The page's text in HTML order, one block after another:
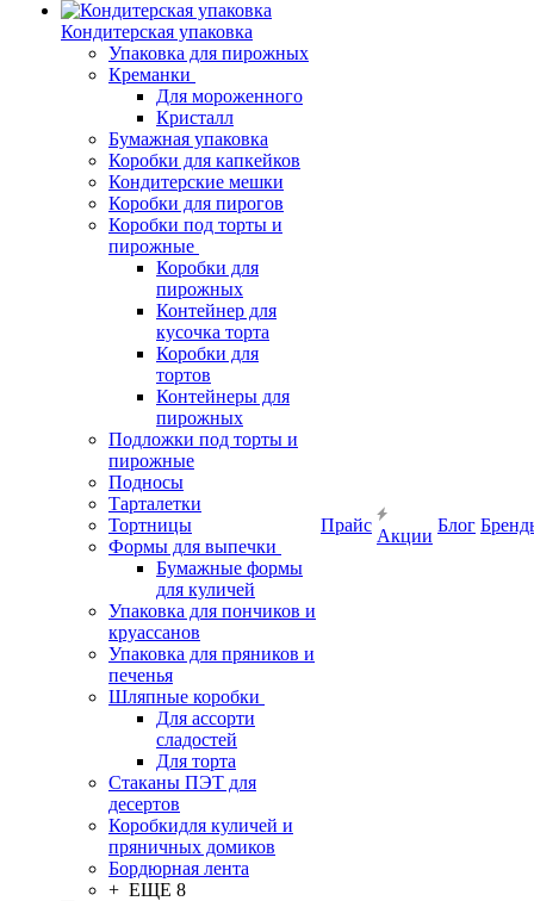
Кондитерская упаковка
Упаковка для пирожных
Креманки
Для мороженного
Кристалл
Бумажная упаковка
Коробки для капкейков
Кондитерские мешки
Коробки для пирогов
Коробки под торты и
пирожные
Коробки для
пирожных
Контейнер для
кусочка торта
Коробки для
тортов
Контейнеры для
пирожных
Подложки под торты и
пирожные
Подносы
Тарталетки
Тортницы
Формы для выпечки
Бумажные формы
для куличей
Упаковка для пончиков и
круассанов
Упаковка для пряников и
печенья
Шляпные коробки
Для ассорти
сладостей
Для торта
Стаканы ПЭТ для
десертов
Коробкидля куличей и
пряничных домиков
Бордюрная лента
+ ЕЩЕ 8
Прайс
Акции
Блог